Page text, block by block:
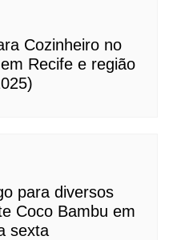
Cozinheiro no
Recife e região
para diversos
Coco Bambu em
sexta